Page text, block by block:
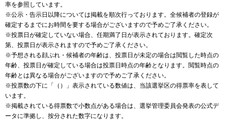
率を参照しています。
※公示・告示日以降については掲載を順次行っております。全候補者の登録が
確定するまでにお時間を要する場合がございますので予めご了承ください。
※投票日が確定していない場合、任期満了日が表示されております。確定次
第、投票日が表示されますので予めご了承ください。
※予想される顔ぶれ・候補者の年齢は、投票日が未定の場合は閲覧した時点の
年齢、投票日が確定している場合は投票日時点の年齢となります。閲覧時点の
年齢とは異なる場合がございますので予めご了承ください。
※投票数の下に「（）」表示されている数値は、当該選挙区の得票率を表して
います。
※掲載されている得票数で小数点がある場合は、選挙管理委員会発表の公式デ
ータに準拠し、按分された数字になります。